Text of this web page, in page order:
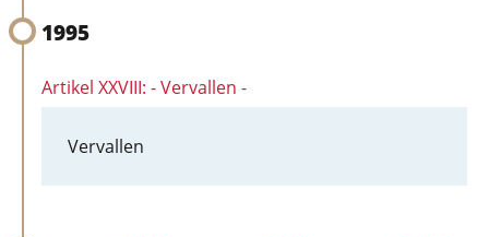
1995
Artikel XXVIII: - Vervallen -
Vervallen